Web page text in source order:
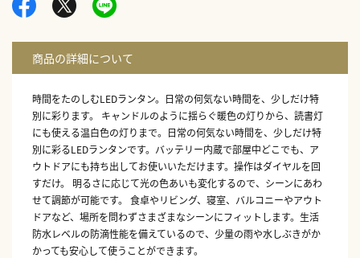
時間をたのしむLEDランタン。日常の何気ない時間を、少しだけ特
別に彩ります。 キャンドルのように揺らぐ暖色の灯りから、読書灯
にも使える温白色の灯りまで。日常の何気ない時間を、少しだけ特
別に彩るLEDランタンです。バッテリー内蔵で部屋中どこでも、ア
ウトドアにも持ち出してお使いいただけます。操作はダイヤルを回
すだけ。 明るさに応じて光の色あいも変化するので、シーンにあわ
せて調節が可能です。 食卓やリビング、寝室、バルコニーやアウト
ドアなど、場所を問わずさまざまなシーンにフィットします。生活
防水レベルの防滴性能を備えているので、少量の雨や水しぶきがか
かっても安心して使うことができます。